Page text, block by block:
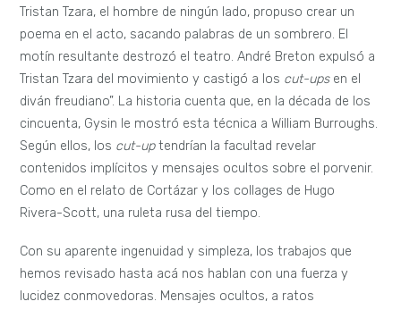
Tristan Tzara, el hombre de ningún lado, propuso crear un
poema en el acto, sacando palabras de un sombrero. El
motín resultante destrozó el teatro. André Breton expulsó a
Tristan Tzara del movimiento y castigó a los cut-upsen el
diván freudiano”. La historia cuenta que, en la década de los
cincuenta, Gysin le mostró esta técnica a William Burroughs.
Según ellos, los cut-uptendrían la facultad revelar
contenidos implícitos y mensajes ocultos sobre el porvenir.
Como en el relato de Cortázar y los collages de Hugo
Rivera-Scott, una ruleta rusa del tiempo.
Con su aparente ingenuidad y simpleza, los trabajos que
hemos revisado hasta acá nos hablan con una fuerza y
lucidez conmovedoras. Mensajes ocultos, a ratos